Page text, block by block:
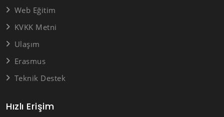
Hızlı Erişim
Web Eğitim
KVKK Metni
Ulaşım
Erasmus
Teknik Destek